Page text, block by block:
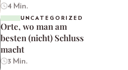
4 Min.
UNCATEGORIZED
Orte, wo man am
besten (nicht) Schluss
macht
3 Min.